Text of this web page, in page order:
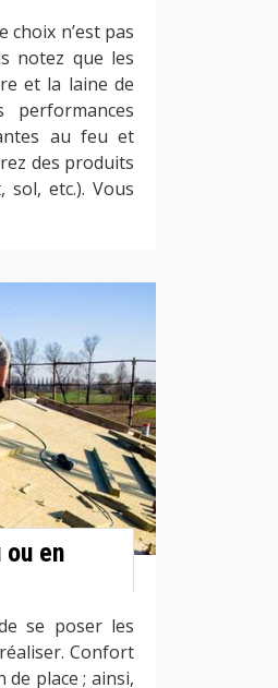
choix n’est pas
notez que les
et la laine de
au feu et
des produits
etc.). Vous
en
se poser les
Confort
place ; ainsi,